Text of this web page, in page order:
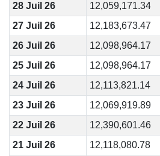
28 Juil 26
12,059,171.34
27 Juil 26
12,183,673.47
26 Juil 26
12,098,964.17
25 Juil 26
12,098,964.17
24 Juil 26
12,113,821.14
23 Juil 26
12,069,919.89
22 Juil 26
12,390,601.46
21 Juil 26
12,118,080.78